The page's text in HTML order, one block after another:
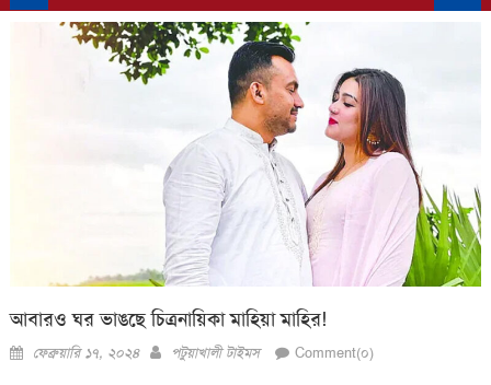
আবারও ঘর ভাঙছে চিত্রনায়িকা মাহিয়া মাহির!
Posted
ফেব্রুয়ারি ১৭, ২০২৪ Author
পটুয়াখালী টাইমস Comment(০)